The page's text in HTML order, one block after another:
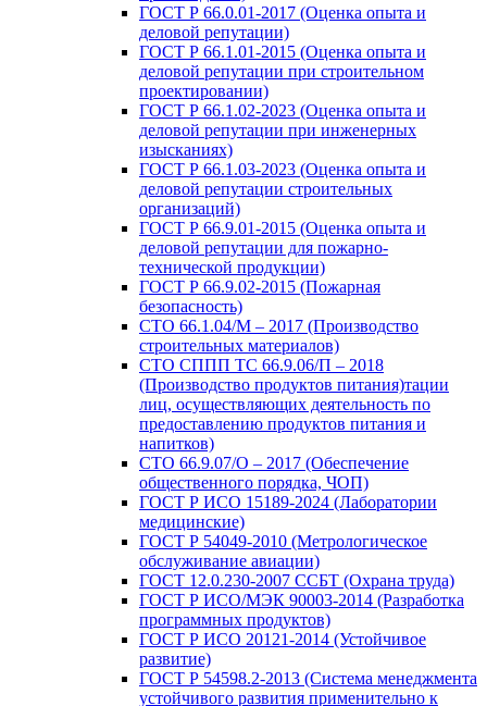
ГОСТ Р 66.0.01-2017 (Оценка опыта и
деловой репутации)
ГОСТ Р 66.1.01-2015 (Оценка опыта и
деловой репутации при строительном
проектировании)
ГОСТ Р 66.1.02-2023 (Оценка опыта и
деловой репутации при инженерных
изысканиях)
ГОСТ Р 66.1.03-2023 (Оценка опыта и
деловой репутации строительных
организаций)
ГОСТ Р 66.9.01-2015 (Оценка опыта и
деловой репутации для пожарно-
технической продукции)
ГОСТ Р 66.9.02-2015 (Пожарная
безопасность)
СТО 66.1.04/М – 2017 (Производство
строительных материалов)
СТО СППП ТС 66.9.06/П – 2018
(Производство продуктов питания)тации
лиц, осуществляющих деятельность по
предоставлению продуктов питания и
напитков)
СТО 66.9.07/О – 2017 (Обеспечение
общественного порядка, ЧОП)
ГОСТ Р ИСО 15189-2024 (Лаборатории
медицинские)
ГОСТ Р 54049-2010 (Метрологическое
обслуживание авиации)
ГОСТ 12.0.230-2007 ССБТ (Охрана труда)
ГОСТ Р ИСО/МЭК 90003-2014 (Разработка
программных продуктов)
ГОСТ Р ИСО 20121-2014 (Устойчивое
развитие)
ГОСТ Р 54598.2-2013 (Система менеджмента
устойчивого развития применительно к